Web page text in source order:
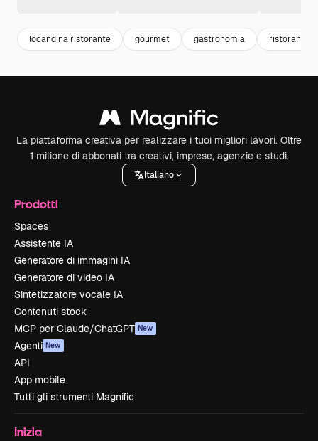
locandina ristorante gourmet gastronomia ristorante
La piattaforma creativa per realizzare i tuoi migliori lavori. Oltre
1 milione di abbonati tra creativi, imprese, agenzie e studi.
Italiano
Prodotti
Spaces
Assistente IA
Generatore di immagini IA
Generatore di video IA
Sintetizzatore vocale IA
Contenuti stock
MCP per Claude/ChatGPT New
Agenti New
API
App mobile
Tutti gli strumenti Magnific
Inizia